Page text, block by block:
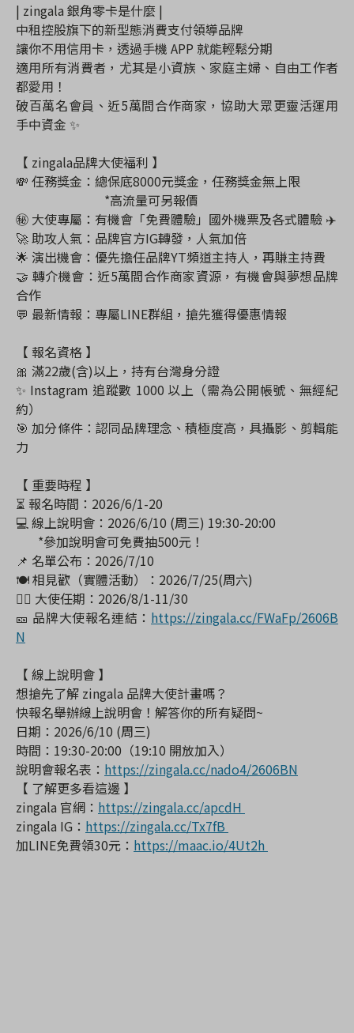
| zingala 銀角零卡是什麼 |
中租控股旗下的新型態消費支付領導品牌
讓你不用信用卡，透過手機 APP 就能輕鬆分期
適用所有消費者，尤其是小資族、家庭主婦、自由工作者
都愛用！
破百萬名會員、近5萬間合作商家，協助大眾更靈活運用
手中資金 ✨
【 zingala品牌大使福利 】
💸 任務獎金：總保底8000元獎金，任務獎金無上限
*高流量可另報價
㊙️ 大使專屬：有機會「免費體驗」國外機票及各式體驗 ✈️
🚀 助攻人氣：品牌官方IG轉發，人氣加倍
🌟 演出機會：優先擔任品牌YT頻道主持人，再賺主持費
🤝 轉介機會：近5萬間合作商家資源，有機會與夢想品牌
合作
💬 最新情報：專屬LINE群組，搶先獲得優惠情報
【 報名資格 】
🎀 滿22歲(含)以上，持有台灣身分證
✨ Instagram 追蹤數 1000 以上（需為公開帳號、無經紀
約）
🎯 加分條件：認同品牌理念、積極度高，具攝影、剪輯能
力
【 重要時程 】
⏳ 報名時間：2026/6/1-20
💻 線上說明會：2026/6/10 (周三) 19:30-20:00
*參加說明會可免費抽500元！
📌 名單公布：2026/7/10
🍽️ 相見歡（實體活動）：2026/7/25(周六)
🙆‍♀️ 大使任期：2026/8/1-11/30
🎫 品牌大使報名連結： https://zingala.cc/FWaFp/2606B
N
【 線上說明會 】
想搶先了解 zingala 品牌大使計畫嗎？
快報名舉辦線上說明會！解答你的所有疑問~
日期：2026/6/10 (周三)
時間：19:30-20:00（19:10 開放加入）
說明會報名表： https://zingala.cc/nado4/2606BN
【 了解更多看這邊 】
zingala 官網： https://zingala.cc/apcdH
zingala IG： https://zingala.cc/Tx7fB
加LINE免費領30元： https://maac.io/4Ut2h